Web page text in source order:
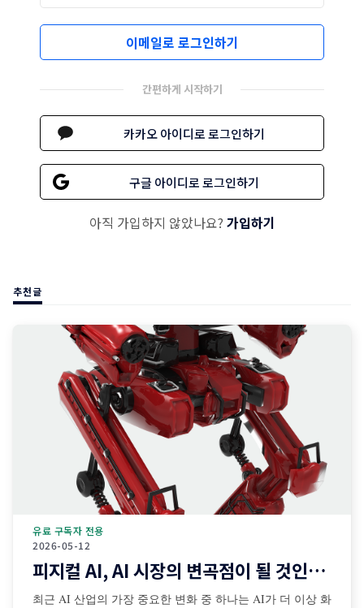
이메일로 로그인하기
간편하게 시작하기
카카오 아이디로 로그인하기
구글 아이디로 로그인하기
아직 가입하지 않았나요? 가입하기
추천글
2026-05-12
유료 구독자 전용
피지컬 AI, AI 시장의 변곡점이 될 것인가?
최근 AI 산업의 가장 중요한 변화 중 하나는 AI가 더 이상 화